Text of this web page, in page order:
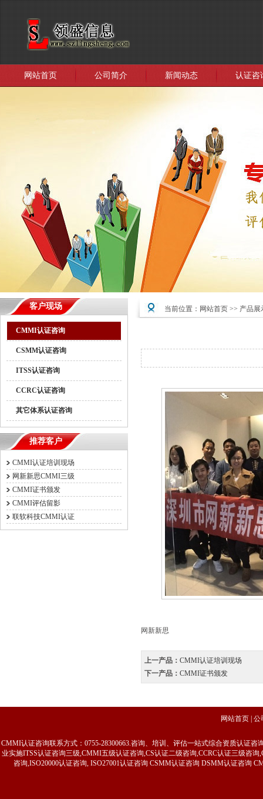
网站首页 公司简介 新闻动态 认证咨
客户现场
CMMI认证咨询
CSMM认证咨询
ITSS认证咨询
CCRC认证咨询
其它体系认证咨询
推荐客户
CMMI认证培训现场
网新新思CMMI三级
CMMI证书颁发
CMMI评估留影
联软科技CMMI认证
当前位置： 网站首页 >> 产品展
网新新思
上一产品： CMMI认证培训现场
下一产品： CMMI证书颁发
网站首页 公
CMMI认证咨询联系方式：0755-28300663.咨询、培训、评估一站式综合资质认证
业实施ITSS认证咨询三级,CMMI五级认证咨询,CS认证二级咨询,CCRC认证三级咨
咨询,ISO20000认证咨询, ISO27001认证咨询 CSMM认证咨询 DSMM认证咨询